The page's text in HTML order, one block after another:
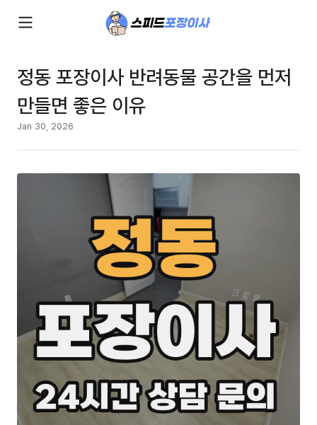
정동 포장이사 반려동물 공간을 먼저
만들면 좋은 이유
Jan 30, 2026